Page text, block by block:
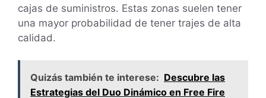
cajas de suministros. Estas zonas suelen tener
una mayor probabilidad de tener trajes de alta
calidad.
Quizás también te interese: Descubre las
Estrategias del Duo Dinámico en Free Fire